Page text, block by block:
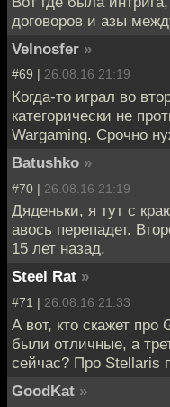
договоров и азы
Velnosfer »
#69 | 26.08.16 21:19
Когда-то играл во
категорически не
Wargaming. Срочно
Batushko »
#70 | 26.08.16 21:19
Дяденьки, я тут с
авось перепадет.
15 лет назад.
Steel Rat »
#71 | 26.08.16 21:33
А вот, кто скажет
были отличные, а
сейчас? Про Stellaris
GoodKat »